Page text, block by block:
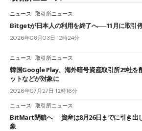
ニュース 取引所ニュース
Bitgetが日本人の利用を終了へ──11月に取引
2026年08月03日 12時24分
ニュース 取引所ニュース
韓国Google Play、海外暗号資産取引所29社を
ットなどが対象に
2026年07月27日 12時16分
ニュース 取引所ニュース
BitMart閉鎖へ──資産は8月26日までに引き出
象